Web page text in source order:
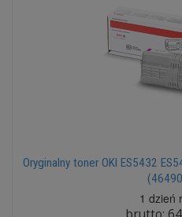
Oryginalny toner OKI ES5432
1 dzień